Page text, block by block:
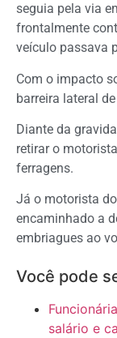
seguia pela via
frontalmente
veículo passava
Com o impacto
barreira lateral
Diante da
retirar o
ferragens.
Já o motorista
encaminhado a
embriagues ao
Você pode
salário e